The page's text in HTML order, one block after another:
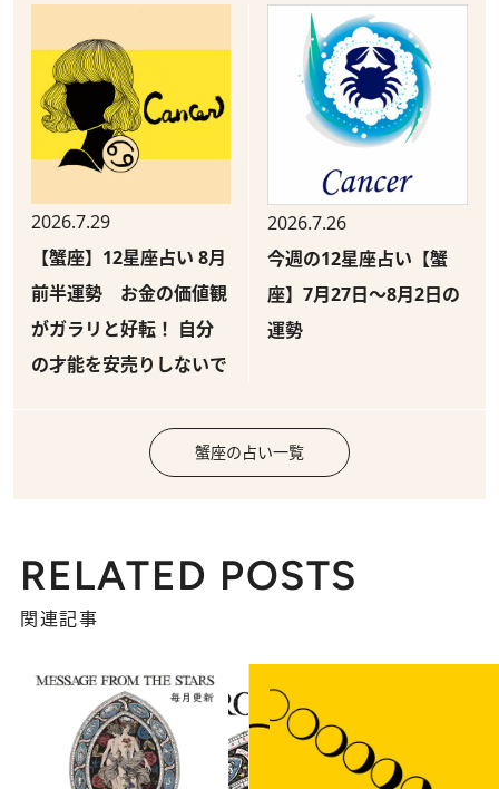
2026.7.29
【蟹座】12星座占い 8月
前半運勢 お金の価値観
がガラリと好転！ 自分
の才能を安売りしないで
2026.7.26
今週の12星座占い【蟹
座】7月27日～8月2日の
運勢
蟹座の占い一覧
RELATED POSTS
関連記事